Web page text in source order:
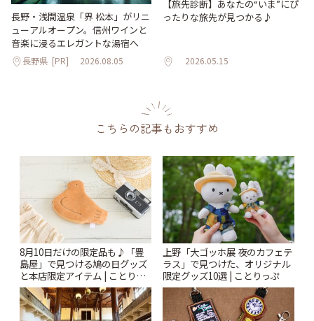
長野・浅間温泉「界 松本」がリニ
ューアルオープン。信州ワインと
音楽に浸るエレガントな湯宿へ
長野県 [PR] 2026.08.05
【旅先診断】あなたの“いま”にぴ
ったりな旅先が見つかる♪
2026.05.15
こちらの記事もおすすめ
8月10日だけの限定品も♪「豊
島屋」で見つける鳩の日グッズ
と本店限定アイテム | ことりっ
ぷ
上野「大ゴッホ展 夜のカフェテ
ラス」で見つけた、オリジナル
限定グッズ10選 | ことりっぷ